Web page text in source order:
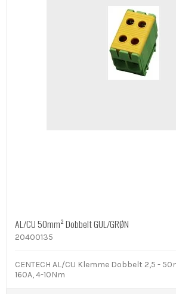
AL/CU 50mm² Dobbelt GUL/GRØN
20400135
CENTECH AL/CU Klemme Dobbelt 2,5 -
160A, 4-10Nm